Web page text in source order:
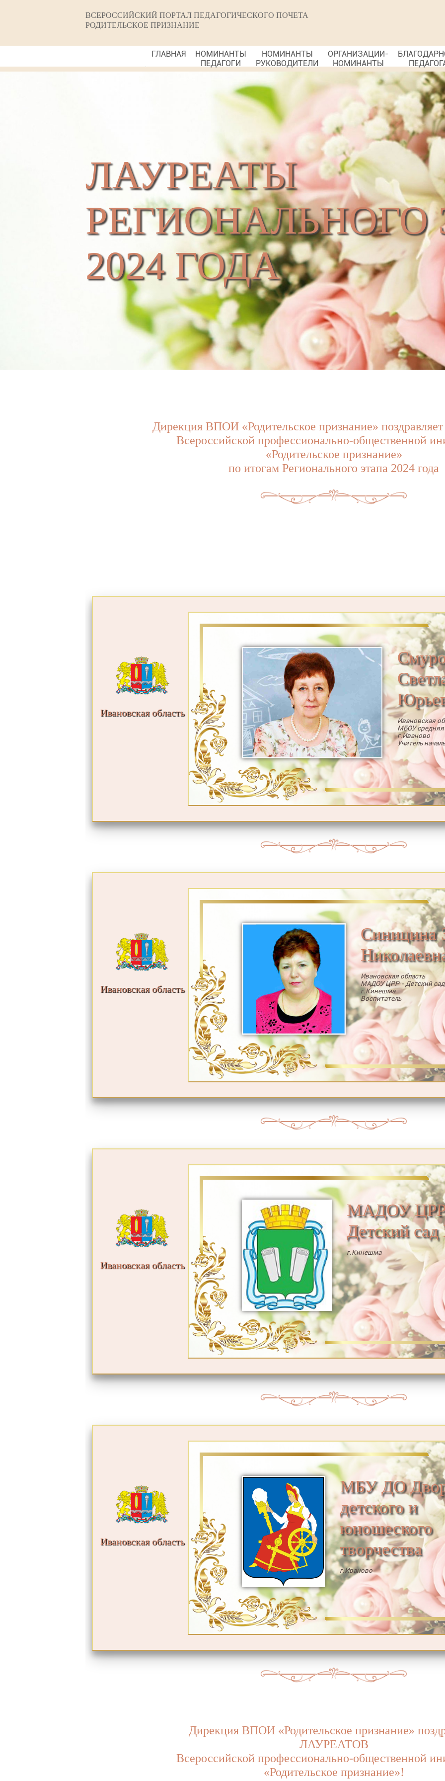
ВСЕРОССИЙСКИЙ ПОРТАЛ ПЕДАГОГИЧЕСКОГО ПОЧЕТА
РОДИТЕЛЬСКОЕ ПРИЗНАНИЕ
ГЛАВНАЯ
НОМИНАНТЫ
ПЕДАГОГИ
НОМИНАНТЫ
РУКОВОДИТЕЛИ
ОРГАНИЗАЦИИ-
НОМИНАНТЫ
ЛАУРЕАТЫ
РЕГИОНАЛЬНОГО
2024 ГОДА
Дирекция ВПОИ «Родительское признание»
Всероссийской профессионально-общественной
«Родительское признание»
по итогам Регионального этапа 2024 года
Ивановская область
Ивановская
МБОУ
г.Иваново
Учитель
Ивановская область
Синицина
Ивановская область
МАДОУ ЦРР - Детский
г.Кинешма
Воспитатель
Ивановская область
МАДОУ
Детский
г.Кинешма
Ивановская область
МБУ ДО
детского и
юношеского
творчества
г.Иваново
Дирекция ВПОИ «Родительское признание»
ЛАУРЕАТОВ
Всероссийской профессионально-общественной
«Родительское признание»!